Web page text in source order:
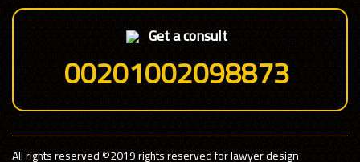
Get a consult
00201002098873
All rights reserved©2019 rights reserved for lawyer design